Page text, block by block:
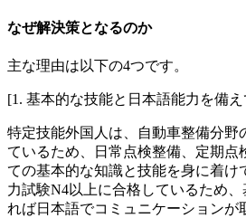
なぜ解決策となるのか
主な理由は以下の4つです。
[1. 基本的な技能と日本語能力を備
特定技能外国人は、自動車整備分野
ているため、日常点検整備、定期点
ての基本的な知識と技能を身に着け
力試験N4以上に合格しているため
れば日本語でコミュニケーションが